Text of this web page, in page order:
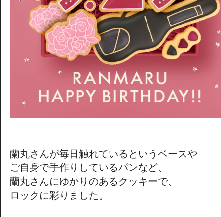
蘭丸さんが毎日触れているというベースや
ご自身で手作りしているパンなど、
蘭丸さんにゆかりのあるクッキーで、
ロックに彩りました。